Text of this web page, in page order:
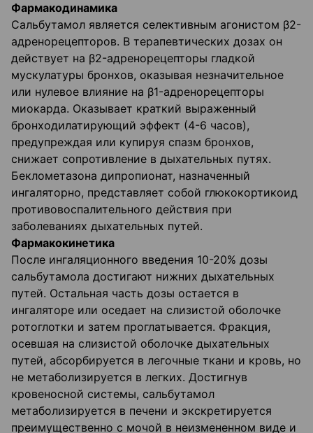
Фармакодинамика
Сальбутамол является селективным агонистом β2-
адренорецепторов. В терапевтических дозах он
действует на β2-адренорецепторы гладкой
мускулатуры бронхов, оказывая незначительное
или нулевое влияние на β1-адренорецепторы
миокарда. Оказывает краткий выраженный
бронходилатирующий эффект (4-6 часов),
предупреждая или купируя спазм бронхов,
снижает сопротивление в дыхательных путях.
Беклометазона дипропионат, назначенный
ингаляторно, представляет собой глюкокортикоид
противовоспалительного действия при
заболеваниях дыхательных путей.
Фармакокинетика
После ингаляционного введения 10-20% дозы
сальбутамола достигают нижних дыхательных
путей. Остальная часть дозы остается в
ингаляторе или оседает на слизистой оболочке
ротоглотки и затем проглатывается. Фракция,
осевшая на слизистой оболочке дыхательных
путей, абсорбируется в легочные ткани и кровь, но
не метаболизируется в легких. Достигнув
кровеносной системы, сальбутамол
метаболизируется в печени и экскретируется
преимущественно с мочой в неизмененном виде и